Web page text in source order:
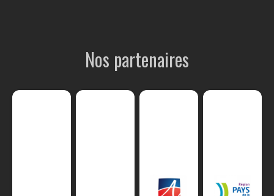
Nos partenaires